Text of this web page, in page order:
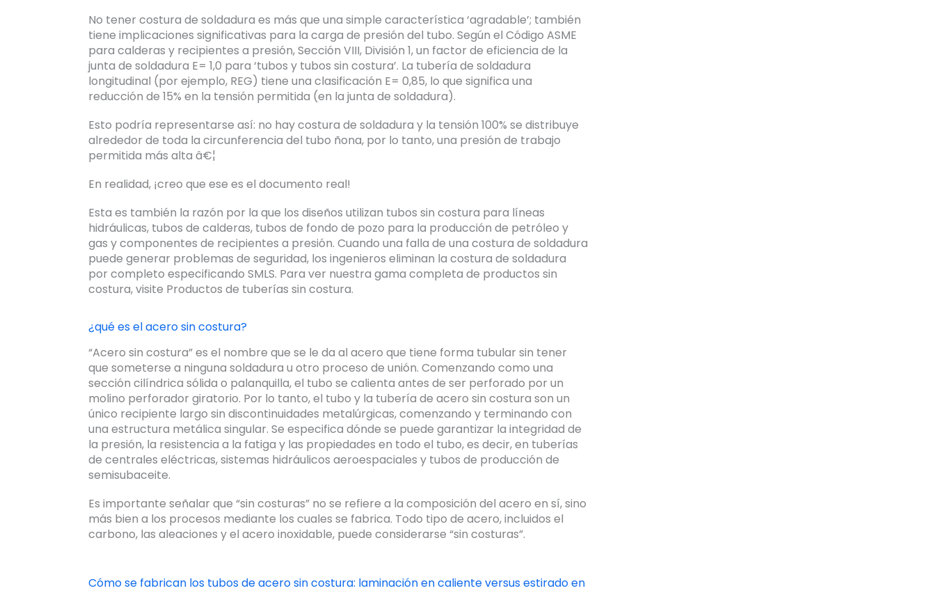
No tener costura de soldadura es más que una simple característica ‘agradable’; también
tiene implicaciones significativas para la carga de presión del tubo. Según el Código ASME
para calderas y recipientes a presión, Sección VIII, División 1, un factor de eficiencia de la
junta de soldadura E= 1,0 para ‘tubos y tubos sin costura’. La tubería de soldadura
longitudinal (por ejemplo, REG) tiene una clasificación E= 0,85, lo que significa una
reducción de 15% en la tensión permitida (en la junta de soldadura).
Esto podría representarse así: no hay costura de soldadura y la tensión 100% se distribuye
alrededor de toda la circunferencia del tubo ñona, por lo tanto, una presión de trabajo
permitida más alta â€¦
En realidad, ¡creo que ese es el documento real!
Esta es también la razón por la que los diseños utilizan tubos sin costura para líneas
hidráulicas, tubos de calderas, tubos de fondo de pozo para la producción de petróleo y
gas y componentes de recipientes a presión. Cuando una falla de una costura de soldadura
puede generar problemas de seguridad, los ingenieros eliminan la costura de soldadura
por completo especificando SMLS. Para ver nuestra gama completa de productos sin
costura, visite Productos de tuberías sin costura.
¿qué es el acero sin costura?
“Acero sin costura” es el nombre que se le da al acero que tiene forma tubular sin tener
que someterse a ninguna soldadura u otro proceso de unión. Comenzando como una
sección cilíndrica sólida o palanquilla, el tubo se calienta antes de ser perforado por un
molino perforador giratorio. Por lo tanto, el tubo y la tubería de acero sin costura son un
único recipiente largo sin discontinuidades metalúrgicas, comenzando y terminando con
una estructura metálica singular. Se especifica dónde se puede garantizar la integridad de
la presión, la resistencia a la fatiga y las propiedades en todo el tubo, es decir, en tuberías
de centrales eléctricas, sistemas hidráulicos aeroespaciales y tubos de producción de
semisubaceite.
Es importante señalar que “sin costuras” no se refiere a la composición del acero en sí, sino
más bien a los procesos mediante los cuales se fabrica. Todo tipo de acero, incluidos el
carbono, las aleaciones y el acero inoxidable, puede considerarse “sin costuras”.
Cómo se fabrican los tubos de acero sin costura: laminación en caliente versus estirado en